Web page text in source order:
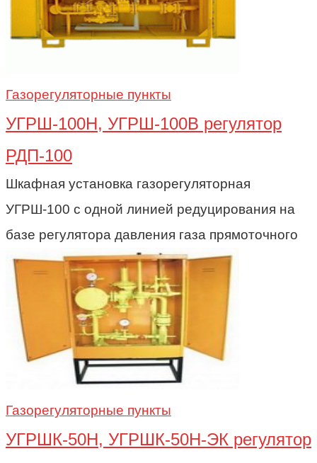
Газорегуляторные пункты
УГРШ-100Н, УГРШ-100В регулятор
РДП-100
Шкафная установка газорегуляторная
УГРШ-100 с одной линией редуцирования на
базе регулятора давления газа прямоточного
Газорегуляторные пункты
УГРШК-50Н, УГРШК-50Н-ЭК регулятор